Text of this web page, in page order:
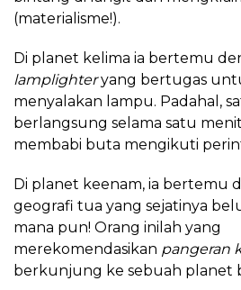
(materialisme!).
Di planet kelima ia bertemu
lamplighteryang bertugas
menyalakan lampu. Padahal,
berlangsung selama satu
membabi buta mengikuti
Di planet keenam, ia bertemu
geografi tua yang sejatinya
mana pun! Orang inilah yang
merekomendasikan pangeran
berkunjung ke sebuah planet